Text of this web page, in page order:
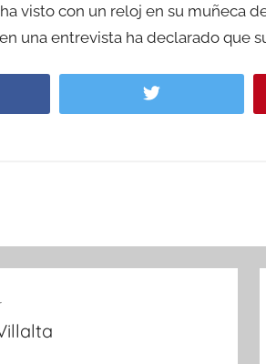
visto con un reloj en su muñeca
una entrevista ha declarado que